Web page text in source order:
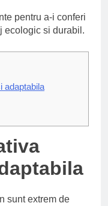
pentru a-i conferi
ecologic si durabil.
adaptabila
sunt extrem de